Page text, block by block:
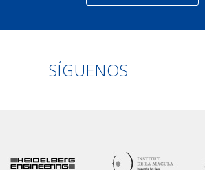
SÍGUENOS